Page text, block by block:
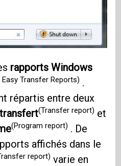
rapports Windows
Transfer Reports) .
répartis entre deux
transfert(Transfer report) et
(Program report) . De
affichés dans le
report) varie en